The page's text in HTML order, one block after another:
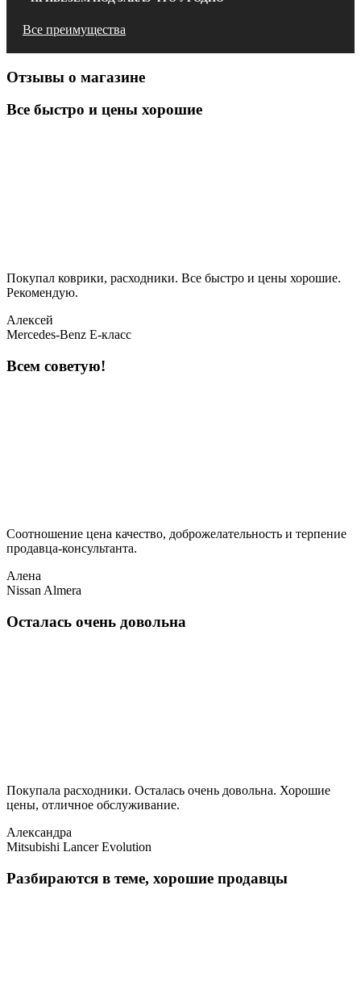
Все преимущества
Отзывы о магазине
Все быстро и цены хорошие
Покупал коврики, расходники. Все быстро и цены хорошие.
Рекомендую.
Алексей
Mercedes-Benz E-класс
Всем советую!
Соотношение цена качество, доброжелательность и терпение
продавца-консультанта.
Алена
Nissan Almera
Осталась очень довольна
Покупала расходники. Осталась очень довольна. Хорошие
цены, отличное обслуживание.
Александра
Mitsubishi Lancer Evolution
Разбираются в теме, хорошие продавцы